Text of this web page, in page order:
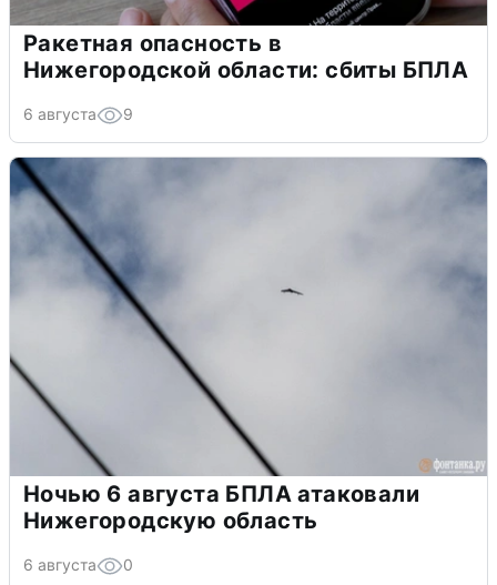
Ракетная опасность в
Нижегородской области: сбиты БПЛА
6 августа 9
Ночью 6 августа БПЛА атаковали
Нижегородскую область
6 августа 0